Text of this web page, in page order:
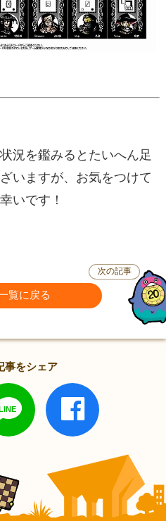
況を鑑みるとたいへん足
いますが、お気をつけて
いです！
覧に戻る
次の記事
事をシェア